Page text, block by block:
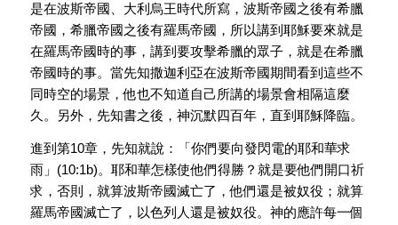
是在波斯帝國、大利烏王時代所寫，波斯帝國之後有希臘
帝國，希臘帝國之後有羅馬帝國，所以講到耶穌要來就是
在羅馬帝國時的事，講到要攻擊希臘的眾子，就是在希臘
帝國時的事。當先知撒迦利亞在波斯帝國期間看到這些不
同時空的場景，他也不知道自己所講的場景會相隔這麼
久。另外，先知書之後，神沉默四百年，直到耶穌降臨。
進到第10章，先知就說：「你們要向發閃電的耶和華求
雨」(10:1b)。耶和華怎樣使他們得勝？就是要他們開口祈
求，否則，就算波斯帝國滅亡了，他們還是被奴役；就算
羅馬帝國滅亡了，以色列人還是被奴役。神的應許每一個